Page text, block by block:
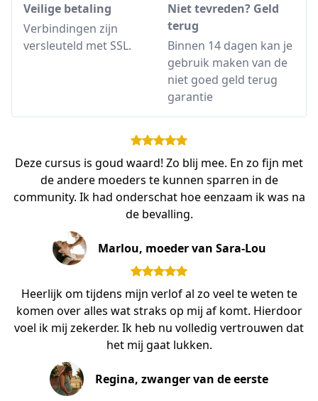
Veilige betaling
Verbindingen zijn
versleuteld met SSL.
Niet tevreden? Geld
terug
Binnen 14 dagen kan je
gebruik maken van de
niet goed geld terug
garantie
Deze cursus is goud waard! Zo blij mee. En zo fijn met
de andere moeders te kunnen sparren in de
community. Ik had onderschat hoe eenzaam ik was na
de bevalling.
Marlou, moeder van Sara-Lou
Heerlijk om tijdens mijn verlof al zo veel te weten te
komen over alles wat straks op mij af komt. Hierdoor
voel ik mij zekerder. Ik heb nu volledig vertrouwen dat
het mij gaat lukken.
Regina, zwanger van de eerste